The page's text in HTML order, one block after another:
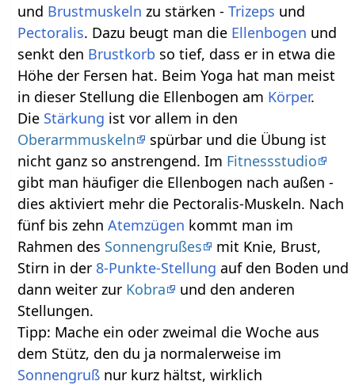
und Brustmuskeln zu stärken -Trizeps und
Pectoralis. Dazu beugt man die Ellenbogen und
senkt den Brustkorb so tief, dass er in etwa die
Höhe der Fersen hat. Beim Yoga hat man meist
in dieser Stellung die Ellenbogen am Körper.
Die Stärkung ist vor allem in den
Oberarmmuskeln
spürbar und die Übung ist
nicht ganz so anstrengend. Im Fitnessstudio
gibt man häufiger die Ellenbogen nach außen -
dies aktiviert mehr die Pectoralis-Muskeln. Nach
fünf bis zehnAtemzügen kommt man im
Rahmen des Sonnengrußes
mit Knie, Brust,
Stirn in der 8-Punkte-Stellung auf den Boden und
dann weiter zur Kobra
und den anderen
Stellungen.
Tipp: Mache ein oder zweimal die Woche aus
dem Stütz, den du ja normalerweise im
Sonnengruß nur kurz hältst, wirklich